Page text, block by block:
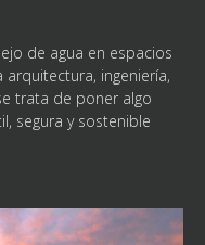
de agua en espacios
ingeniería,
trata de poner algo
segura y sostenible